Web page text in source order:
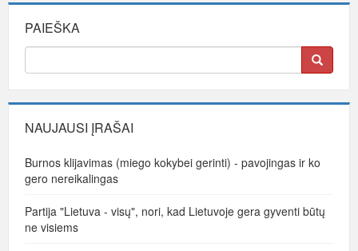
PAIEŠKA
NAUJAUSI ĮRAŠAI
Burnos klijavimas (miego kokybei gerinti) - pavojingas ir ko
gero nereikalingas
Partija "Lietuva - visų", nori, kad Lietuvoje gera gyventi būtų
ne visiems